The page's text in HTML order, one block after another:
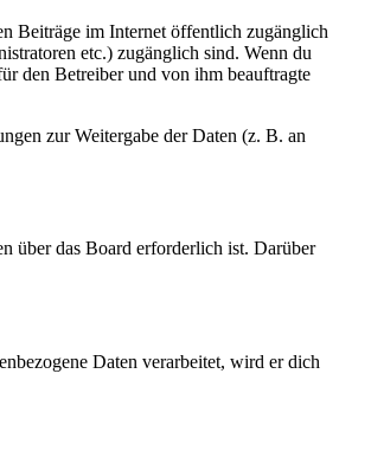
Beiträge im Internet öffentlich zugänglich
etc.) zugänglich sind. Wenn du
den Betreiber und von ihm beauftragte
zur Weitergabe der Daten (z. B. an
über das Board erforderlich ist. Darüber
Daten verarbeitet, wird er dich